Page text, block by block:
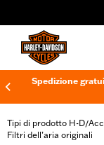
Spedizione
Tipi di prodotto H-D/
Filtri dell’aria originali